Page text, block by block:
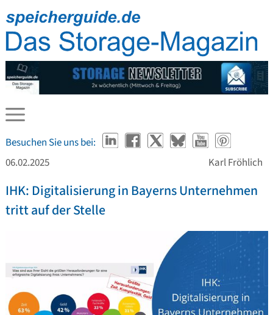
Besuchen Sie uns bei:
06.02.2025
Karl Fröhlich
IHK: Digitalisierung in Bayerns Unternehmen
tritt auf der Stelle